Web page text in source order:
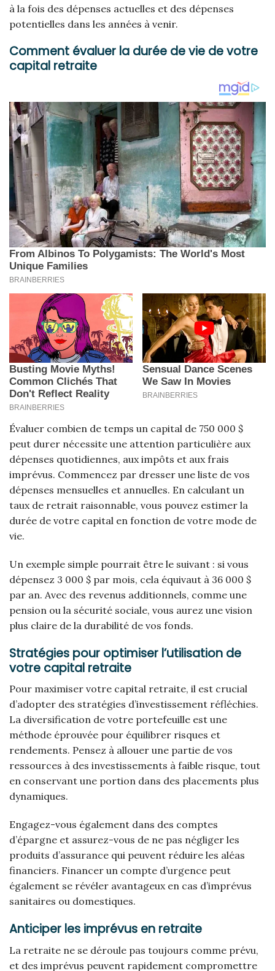
à la fois des dépenses actuelles et des dépenses
potentielles dans les années à venir.
Comment évaluer la durée de vie de votre
capital retraite
Évaluer combien de temps un capital de 750 000 $
peut durer nécessite une attention particulière aux
dépenses quotidiennes, aux impôts et aux frais
imprévus. Commencez par dresser une liste de vos
dépenses mensuelles et annuelles. En calculant un
taux de retrait raisonnable, vous pouvez estimer la
durée de votre capital en fonction de votre mode de
vie.
Un exemple simple pourrait être le suivant : si vous
dépensez 3 000 $ par mois, cela équivaut à 36 000 $
par an. Avec des revenus additionnels, comme une
pension ou la sécurité sociale, vous aurez une vision
plus claire de la durabilité de vos fonds.
Stratégies pour optimiser l’utilisation de
votre capital retraite
Pour maximiser votre capital retraite, il est crucial
d’adopter des stratégies d’investissement réfléchies.
La diversification de votre portefeuille est une
méthode éprouvée pour équilibrer risques et
rendements. Pensez à allouer une partie de vos
ressources à des investissements à faible risque, tout
en conservant une portion dans des placements plus
dynamiques.
Engagez-vous également dans des comptes
d’épargne et assurez-vous de ne pas négliger les
produits d’assurance qui peuvent réduire les aléas
financiers. Financer un compte d’urgence peut
également se révéler avantageux en cas d’imprévus
sanitaires ou domestiques.
Anticiper les imprévus en retraite
La retraite ne se déroule pas toujours comme prévu,
et des imprévus peuvent rapidement compromettre